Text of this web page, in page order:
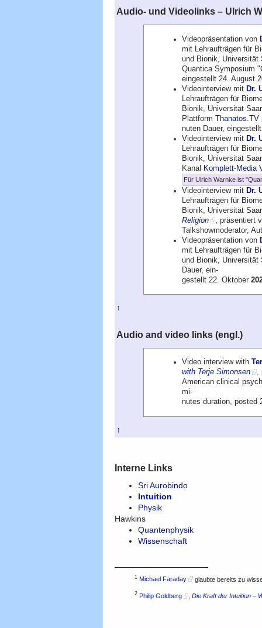
Audio- und Videolinks – Ulrich
Videopräsentation von
mit Lehraufträgen für
und Bionik, Universität
Quantica Symposium
eingestellt 24. August
Videointerview mit Dr.
Lehraufträgen für
Bionik, Universität
PlattformThanatos.TV
nuten Dauer,
Videointerview mit Dr.
Lehraufträgen für
Bionik, Universität
Kanal
Komplett-Media
Für Ulrich Warnke ist
Videointerview mit Dr.
Lehraufträgen für
Bionik, Universität
Religion
, präsentiert
Talkshowmoderator,
Videopräsentation von
mit Lehraufträgen für
und Bionik, Universität
Dauer, ein-
gestellt 22. Oktober
↑
Audio and video links (engl.)
Video interview with
with Terje Simonsen
,
American clinical
mi-
nutes duration, posted
↑
Interne Links
Sri Aurobindo
Intuition
Physik
Hawkins
Quantenphysik
Wissenschaft
1 Michael Faraday glaubte bereits zu
2 Philip Goldberg , Die Kraft der Intuition –